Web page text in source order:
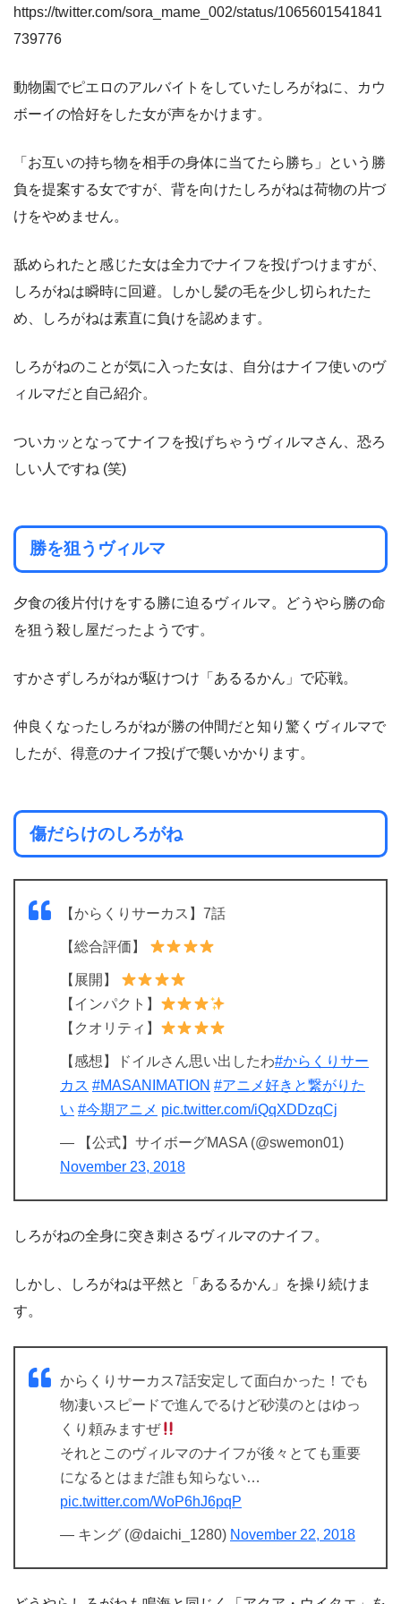
https://twitter.com/sora_mame_002/status/1065601541841
739776
動物園でピエロのアルバイトをしていたしろがねに、カウ
ボーイの恰好をした女が声をかけます。
「お互いの持ち物を相手の身体に当てたら勝ち」という勝
負を提案する女ですが、背を向けたしろがねは荷物の片づ
けをやめません。
舐められたと感じた女は全力でナイフを投げつけますが、
しろがねは瞬時に回避。しかし髪の毛を少し切られたた
め、しろがねは素直に負けを認めます。
しろがねのことが気に入った女は、自分はナイフ使いのヴ
ィルマだと自己紹介。
ついカッとなってナイフを投げちゃうヴィルマさん、恐ろ
しい人ですね (笑)
勝を狙うヴィルマ
夕食の後片付けをする勝に迫るヴィルマ。どうやら勝の命
を狙う殺し屋だったようです。
すかさずしろがねが駆けつけ「あるるかん」で応戦。
仲良くなったしろがねが勝の仲間だと知り驚くヴィルマで
したが、得意のナイフ投げで襲いかかります。
傷だらけのしろがね
【からくりサーカス】7話
【総合評価】
【展開】
【インパクト】
【クオリティ】
【感想】ドイルさん思い出したわ#からくりサー
カス #MASANIMATION #アニメ好きと繋がりた
い #今期アニメ pic.twitter.com/iQqXDDzqCj
— 【公式】サイボーグMASA (@swemon01)
November 23, 2018
しろがねの全身に突き刺さるヴィルマのナイフ。
しかし、しろがねは平然と「あるるかん」を操り続けま
す。
からくりサーカス7話安定して面白かった！でも
物凄いスピードで進んでるけど砂漠のとはゆっ
くり頼みますぜ
それとこのヴィルマのナイフが後々とても重要
になるとはまだ誰も知らない…
pic.twitter.com/WoP6hJ6pqP
— キング (@daichi_1280) November 22, 2018